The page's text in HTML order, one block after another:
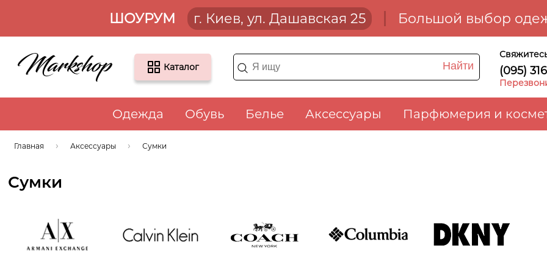
ШОУРУМ г. Киев, ул. Дашавская 25 Большой выбор
Каталог Найти (095)
Одежда Обувь Белье Аксессуары Парфюмерия и
Главная Аксессуары Сумки
Сумки